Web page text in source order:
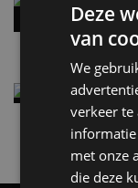
Deze
van
We
verkeer te
met onze
die deze